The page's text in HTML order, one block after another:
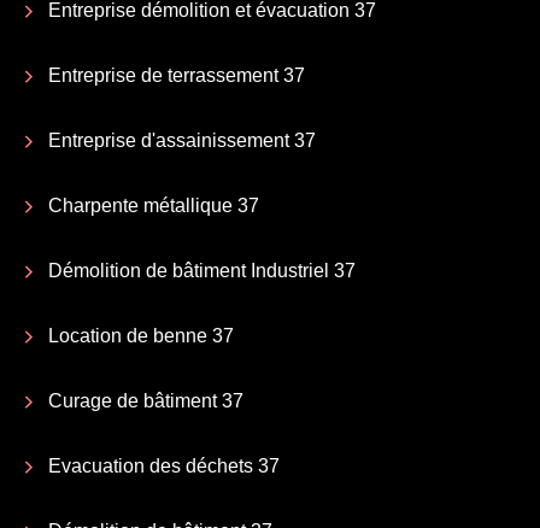
Entreprise démolition et évacuation 37
Entreprise de terrassement 37
Entreprise d'assainissement 37
Charpente métallique 37
Démolition de bâtiment Industriel 37
Location de benne 37
Curage de bâtiment 37
Evacuation des déchets 37